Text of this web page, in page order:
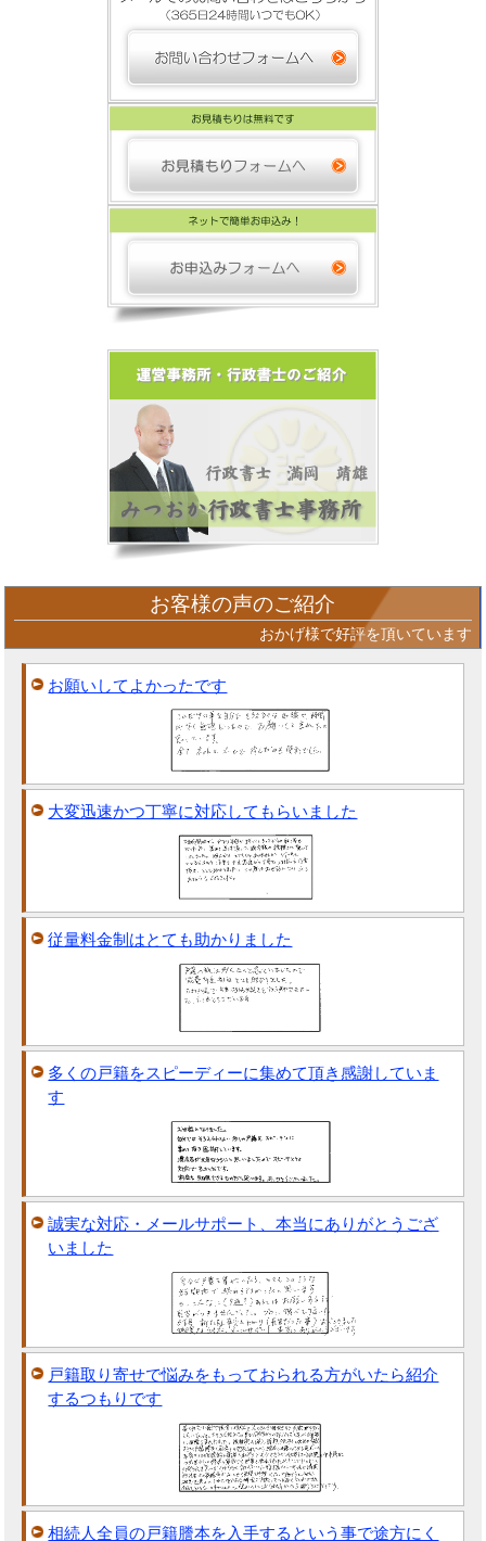
お客様の声のご紹介
おかげ様で好評を頂いています
お願いしてよかったです
大変迅速かつ丁寧に対応してもらいました
従量料金制はとても助かりました
多くの戸籍をスピーディーに集めて頂き感謝していま
す
誠実な対応・メールサポート、本当にありがとうござ
いました
戸籍取り寄せで悩みをもっておられる方がいたら紹介
するつもりです
相続人全員の戸籍謄本を入手するという事で途方にく